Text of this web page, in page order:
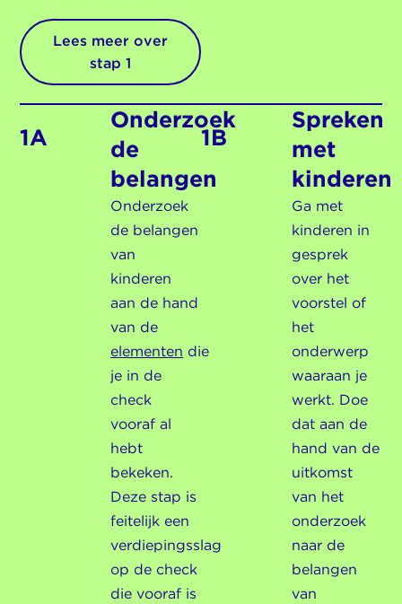
Lees meer over
stap 1
1A
Onderzoek
de
belangen
Onderzoek
de belangen
van
kinderen
aan de hand
van de
elementen die
je in de
check
vooraf al
hebt
bekeken.
Deze stap is
feitelijk een
verdiepingsslag
op de check
die vooraf is
1B
Spreken
met
kinderen
Ga met
kinderen in
gesprek
over het
voorstel of
het
onderwerp
waaraan je
werkt. Doe
dat aan de
hand van de
uitkomst
van het
onderzoek
naar de
belangen
van